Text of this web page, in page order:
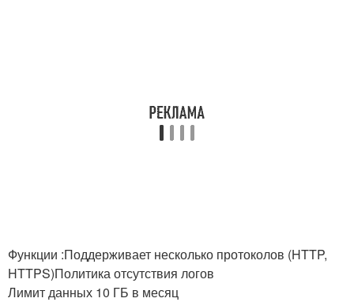
Функции :Поддерживает несколько протоколов (HTTP,
HTTPS)Политика отсутствия логов
Лимит данных 10 ГБ в месяц